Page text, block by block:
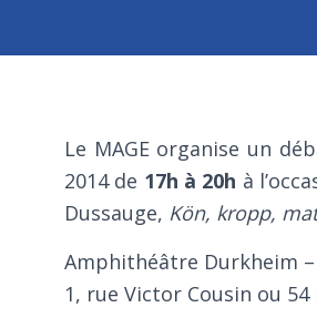
Le MAGE organise un
2014 de 17h à 20h à
Dussauge, Kön, kropp,
Amphithéâtre Durkheim
1, rue Victor Cousin ou 54